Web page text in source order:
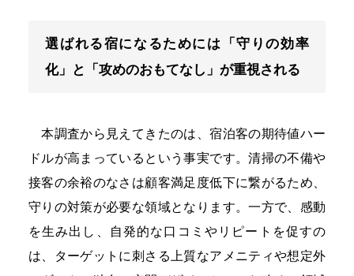
選ばれる宿になるためには「守りの効率
化」と「攻めのおもてなし」が重視される
本調査から見えてきたのは、宿泊客の期待値ハー
ドルが高まっているという事実です。清掃の不備や
接客の余裕のなさは顧客満足度低下に繋がるため、
守りの対策が必要な領域となります。一方で、感動
を生み出し、自発的な口コミやリピートを促すの
は、ターゲットに刺さる上質なアメニティや想定外